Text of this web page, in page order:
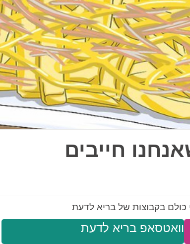
חייבים
כולם בקבוצות של בריא לדעת
וואטסאפ בריא לדעת